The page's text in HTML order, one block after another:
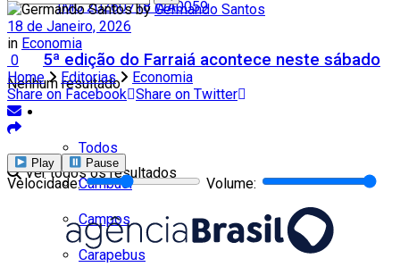
5ª edição do Farraiá acontece neste sábado
Todos
Cambuci
Campos
Carapebus
Nenhum resultado
Ver todos os resultados
by Germando Santos
18 de Janeiro, 2026
in Economia
0
Home
Editorias
Economia
Share on Facebook Share on Twitter
Play Pause
Velocidade: Volume: